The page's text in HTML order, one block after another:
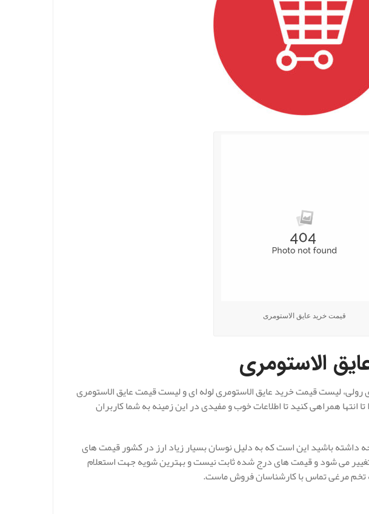
قیمت خرید عایق الاستومری
الاستومری
لیست قیمت خرید عایق الاستومری لوله ای و لیست قیمت عایق الاستومری
انتها همراهی کنید تا اطلاعات خوب و مفیدی در این زمینه به شما کاربران
داشته باشید این است که به دلیل نوسان بسیار زیاد ارز در کشور قیمت های
می شود و قیمت های درج شده ثابت نیست و بهترین شویه جهت استعلام
تخم مرغی تماس با کارشناسان فروش ماست.